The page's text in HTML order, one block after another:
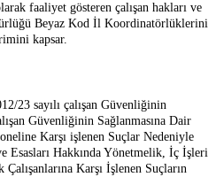
faaliyet gösteren çalışan hakları ve
Beyaz Kod İl Koordinatörlüklerini
kapsar.
23 sayılı çalışan Güvenliğinin
Güvenliğinin Sağlanmasına Dair
Karşı işlenen Suçlar Nedeniyle
Esasları Hakkında Yönetmelik, İç İşleri
Çalışanlarına Karşı İşlenen Suçların